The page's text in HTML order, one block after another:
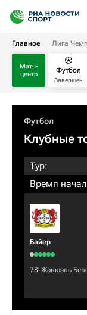
Главное Лига
Матч-
центр
Футбол
Завершен
Футбол
Клубные
Тур:
Время
Байер
78‎’‎ Жанюэль